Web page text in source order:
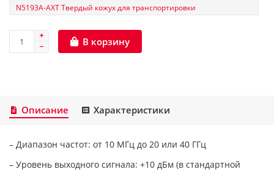
N5193A-AXT Твердый кожух для транспортировки
В корзину
Описание Характеристики
– Диапазон частот: от 10 МГц до 20 или 40 ГГц
– Уровень выходного сигнала: +10 дБм (в стандартной